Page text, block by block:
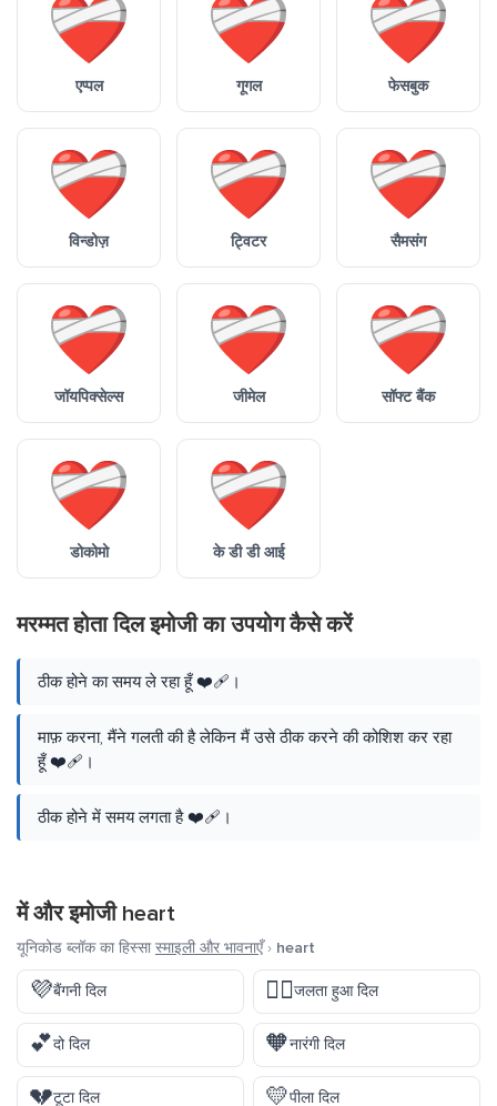
एप्पल गूगल फेसबुक
विन्डोज़ ट्विटर सैमसंग
जॉयपिक्सेल्स जीमेल सॉफ्ट बैंक
डोकोमो के डी डी आई
मरम्मत होता दिल इमोजी का उपयोग कैसे करें
ठीक होने का समय ले रहा हूँ ❤️‍🩹।
माफ़ करना, मैंने गलती की है लेकिन मैं उसे ठीक करने की कोशिश कर रहा
हूँ ❤️‍🩹।
ठीक होने में समय लगता है ❤️‍🩹।
में और इमोजी heart
यूनिकोड ब्लॉक का हिस्सास्माइली और भावनाएँ› heart
💜बैंगनी दिल ❤️‍🔥जलता हुआ दिल
💕दो दिल 🧡नारंगी दिल
💔टूटा दिल 💛पीला दिल